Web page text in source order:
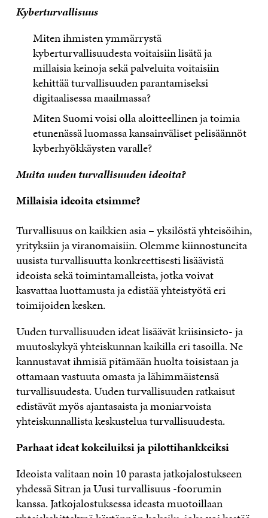
Kyberturvallisuus
Miten ihmisten ymmärrystä
kyberturvallisuudesta voitaisiin lisätä ja
millaisia keinoja sekä palveluita voitaisiin
kehittää turvallisuuden parantamiseksi
digitaalisessa maailmassa?
Miten Suomi voisi olla aloitteellinen ja toimia
etunenässä luomassa kansainväliset pelisäännöt
kyberhyökkäysten varalle?
Muita uuden turvallisuuden ideoita?
Millaisia ideoita etsimme?
Turvallisuus on kaikkien asia – yksilöstä yhteisöihin,
yrityksiin ja viranomaisiin. Olemme kiinnostuneita
uusista turvallisuutta konkreettisesti lisäävistä
ideoista sekä toimintamalleista, jotka voivat
kasvattaa luottamusta ja edistää yhteistyötä eri
toimijoiden kesken.
Uuden turvallisuuden ideat lisäävät kriisinsieto- ja
muutoskykyä yhteiskunnan kaikilla eri tasoilla. Ne
kannustavat ihmisiä pitämään huolta toisistaan ja
ottamaan vastuuta omasta ja lähimmäistensä
turvallisuudesta. Uuden turvallisuuden ratkaisut
edistävät myös ajantasaista ja moniarvoista
yhteiskunnallista keskustelua turvallisuudesta.
Parhaat ideat kokeiluiksi ja pilottihankkeiksi
Ideoista valitaan noin 10 parasta jatkojalostukseen
yhdessä Sitran ja Uusi turvallisuus -foorumin
kanssa. Jatkojalostuksessa ideasta muotoillaan